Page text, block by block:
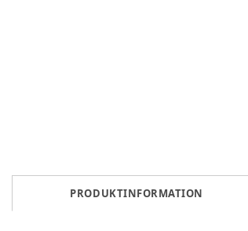
PRODUKTINFORMATION